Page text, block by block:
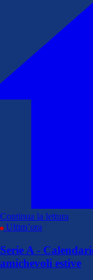
Continua la lettura
Ultim’ora
Serie A -
amichevoli estive